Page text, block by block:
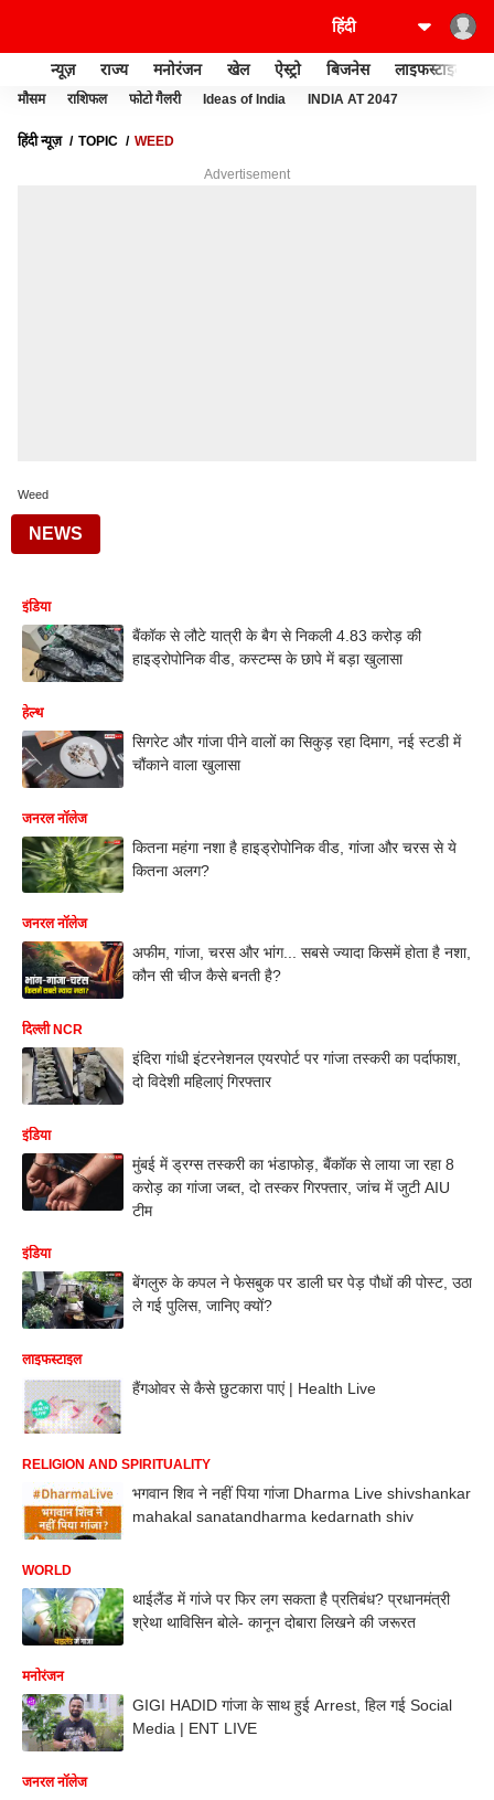
न्यूज़ राज्य मनोरंजन खेल ऐस्ट्रो बिजनेस लाइफस्टाइल
मौसम राशिफल फोटो गैलरी Ideas of India INDIA AT 2047
हिंदी न्यूज़ TOPIC WEED
Advertisement
Weed
NEWS
इंडिया
बैंकॉक से लौटे यात्री के बैग से निकली 4.83 करोड़ की
हाइड्रोपोनिक वीड, कस्टम्स के छापे में बड़ा खुलासा
हेल्थ
सिगरेट और गांजा पीने वालों का सिकुड़ रहा दिमाग, नई स्टडी में
चौंकाने वाला खुलासा
जनरल नॉलेज
कितना महंगा नशा है हाइड्रोपोनिक वीड, गांजा और चरस से ये
कितना अलग?
जनरल नॉलेज
अफीम, गांजा, चरस और भांग... सबसे ज्यादा किसमें होता है नशा,
कौन सी चीज कैसे बनती है?
दिल्ली NCR
इंदिरा गांधी इंटरनेशनल एयरपोर्ट पर गांजा तस्करी का पर्दाफाश,
दो विदेशी महिलाएं गिरफ्तार
इंडिया
मुंबई में ड्रग्स तस्करी का भंडाफोड़, बैंकॉक से लाया जा रहा 8
करोड़ का गांजा जब्त, दो तस्कर गिरफ्तार, जांच में जुटी AIU
टीम
इंडिया
बेंगलुरु के कपल ने फेसबुक पर डाली घर पेड़ पौधों की पोस्ट, उठा
ले गई पुलिस, जानिए क्यों?
लाइफस्टाइल
हैंगओवर से कैसे छुटकारा पाएं | Health Live
RELIGION AND SPIRITUALITY
भगवान शिव ने नहीं पिया गांजा Dharma Live shivshankar
mahakal sanatandharma kedarnath shiv
WORLD
थाईलैंड में गांजे पर फिर लग सकता है प्रतिबंध? प्रधानमंत्री
श्रेथा थाविसिन बोले- कानून दोबारा लिखने की जरूरत
मनोरंजन
GIGI HADID गांजा के साथ हुई Arrest, हिल गई Social
Media | ENT LIVE
जनरल नॉलेज